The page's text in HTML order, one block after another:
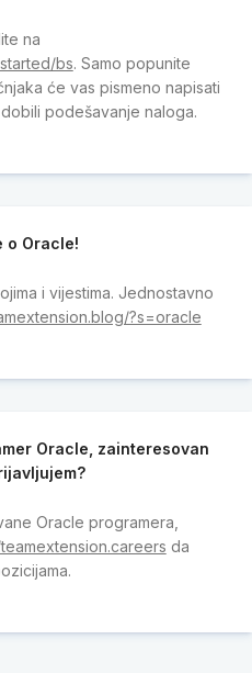
na
bs. Samo popunite
će vas pismeno napisati
podešavanje naloga.
o Oracle!
i vijestima. Jednostavno
?s=oracle
Oracle, zainteresovan
Oracle programera,
da